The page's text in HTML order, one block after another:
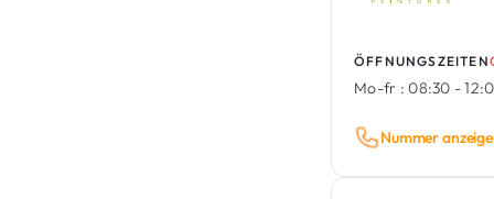
ÖFFNUNGSZEITEN
Mo-fr : 08:30 -
Nummer